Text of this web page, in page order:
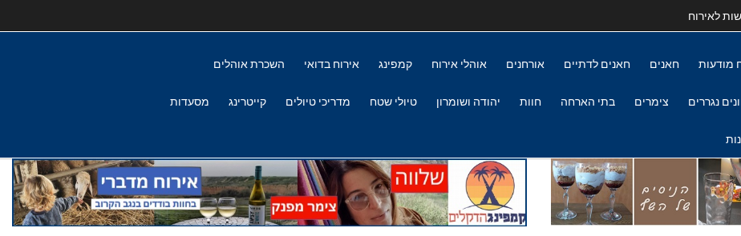
לאירוח
מודעות חאנים חאנים לדתיים אורחנים אוהלי אירוח קמפינג אירוח בדואי השכרת אוהלים
נגררים צימרים בתי הארחה חוות יהודה ושומרון טיולי שטח מדריכי טיולים קייטרינג מסעדות